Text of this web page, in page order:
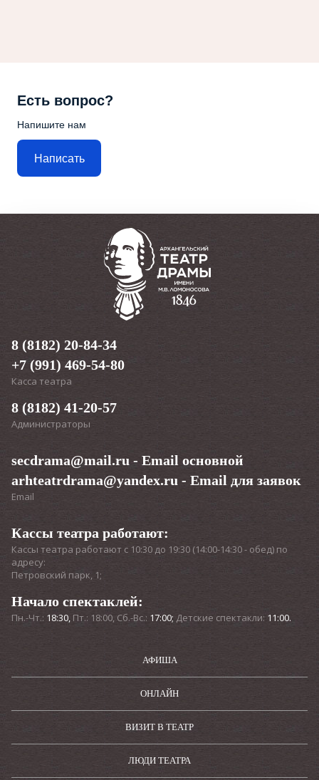
Есть вопрос?
Напишите нам
Написать
АФИША
ОНЛАЙН
ВИЗИТ В ТЕАТР
ЛЮДИ ТЕАТРА
8 (8182) 20-84-34
+7 (991) 469-54-80
Касса театра
8 (8182) 41-20-57
Администраторы
secdrama@mail.ru - Email основной
arhteatrdrama@yandex.ru - Email для заявок
Email
Кассы театра работают:
Кассы театра работают с 10:30 до 19:30 (14:00-14:30 - обед) по
адресу:
Петровский парк, 1;
Начало спектаклей:
Пн.-Чт.: 18:30, Пт.: 18:00, Сб.-Вс.: 17:00; Детские спектакли: 11:00.